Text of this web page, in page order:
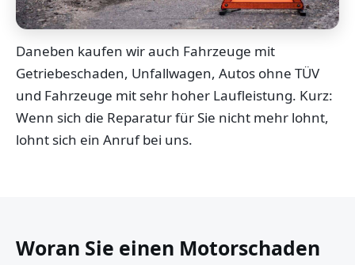
Daneben kaufen wir auch Fahrzeuge mit
Getriebeschaden, Unfallwagen, Autos ohne TÜV
und Fahrzeuge mit sehr hoher Laufleistung. Kurz:
Wenn sich die Reparatur für Sie nicht mehr lohnt,
lohnt sich ein Anruf bei uns.
Woran Sie einen Motorschaden